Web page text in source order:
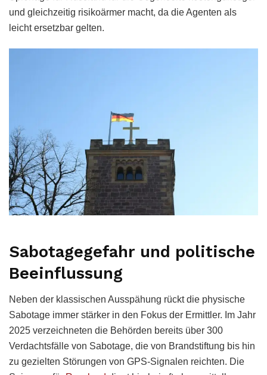
und gleichzeitig risikoärmer macht, da die Agenten als
leicht ersetzbar gelten.
Sabotagegefahr und politische
Beeinflussung
Neben der klassischen Ausspähung rückt die physische
Sabotage immer stärker in den Fokus der Ermittler. Im Jahr
2025 verzeichneten die Behörden bereits über 300
Verdachtsfälle von Sabotage, die von Brandstiftung bis hin
zu gezielten Störungen von GPS-Signalen reichten. Die